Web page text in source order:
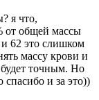
я что,
от общей массы
62 это слишком
массу крови и
будет точным. Но
спасибо и за это))